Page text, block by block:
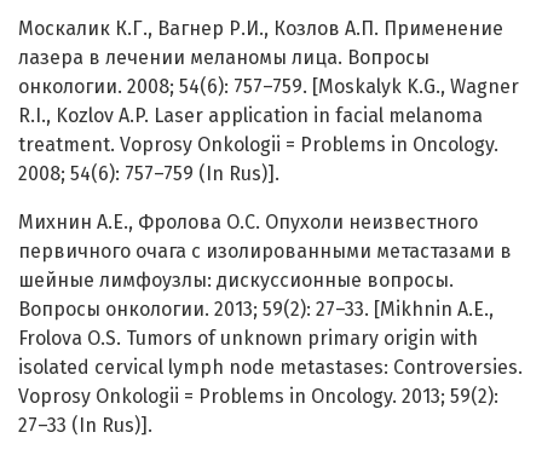
Москалик К.Г., Вагнер Р.И., Козлов А.П. Применение
лазера в лечении меланомы лица. Вопросы
онкологии. 2008; 54(6): 757–759. [Moskalyk K.G., Wagner
R.I., Kozlov A.P. Laser application in facial melanoma
treatment. Voprosy Onkologii = Problems in Oncology.
2008; 54(6): 757–759 (In Rus)].
Михнин А.Е., Фролова О.С. Опухоли неизвестного
первичного очага с изолированными метастазами в
шейные лимфоузлы: дискуссионные вопросы.
Вопросы онкологии. 2013; 59(2): 27–33. [Mikhnin A.E.,
Frolova O.S. Tumors of unknown primary origin with
isolated cervical lymph node metastases: Controversies.
Voprosy Onkologii = Problems in Oncology. 2013; 59(2):
27–33 (In Rus)].